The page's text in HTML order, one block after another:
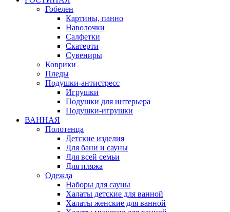
Гобелен
Картины, панно
Наволочки
Салфетки
Скатерти
Сувениры
Коврики
Пледы
Подушки-антистресс
Игрушки
Подушки для интерьера
Подушки-игрушки
ВАННАЯ
Полотенца
Детские изделия
Для бани и сауны
Для всей семьи
Для пляжа
Одежда
Наборы для сауны
Халаты детские для ванной
Халаты женские для ванной